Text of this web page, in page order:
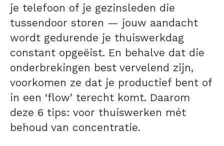
je telefoon of je gezinsleden die
tussendoor storen — jouw aandacht
wordt gedurende je thuiswerkdag
constant opgeëist. En behalve dat die
onderbrekingen best vervelend zijn,
voorkomen ze dat je productief bent of
in een ‘flow’ terecht komt. Daarom
deze 6 tips: voor thuiswerken mét
behoud van concentratie.